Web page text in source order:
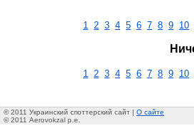
1 2 3 4 5 6 7 8 9 10
1 2 3 4 5 6 7 8 9 10
© 2011 Украинский споттерский сайт | О сайте
© 2011 Aerovokzal p.e.